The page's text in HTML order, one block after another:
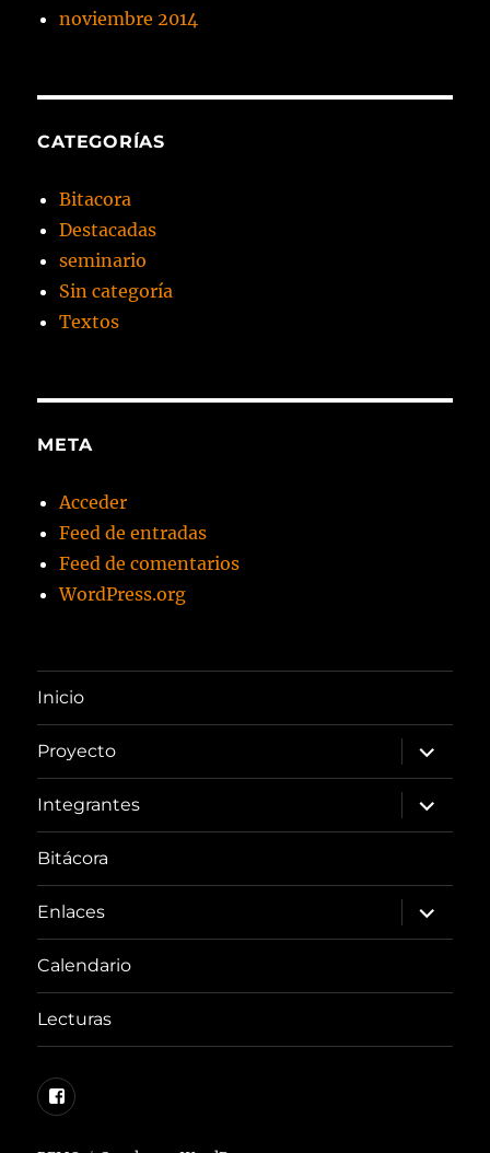
noviembre 2014
CATEGORÍAS
Bitacora
Destacadas
seminario
Sin categoría
Textos
META
Acceder
Feed de entradas
Feed de comentarios
WordPress.org
Inicio
Proyecto
expande
el
menú
inferior
Integrantes
expande
el
menú
Bitácora
Enlaces
expande
el
menú
Calendario
Lecturas
Facebook